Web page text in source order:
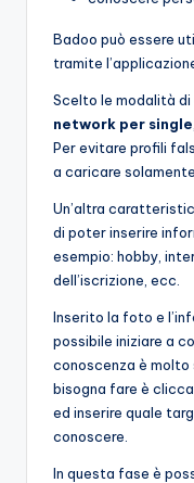
Badoo può essere
tramite
Scelto le modalità
network per single
Per evitare profili
a caricare
Un’altra
di poter inserire
esempio: hobby,
dell’iscrizione, ecc.
Inserito la foto e
possibile iniziare a
conoscenza è
bisogna fare è
ed inserire quale
conoscere.
In questa fase è